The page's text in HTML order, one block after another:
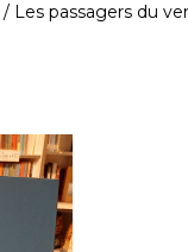
Les passagers du